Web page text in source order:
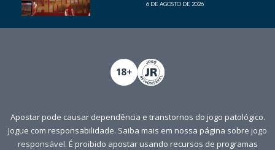
6 DE AGOSTO DE 2026
Apostar pode causar dependência e transtornos do jogo patológico.
Jogue com responsabilidade. Saiba mais em nossa página sobre jogo
responsável. É proibido apostar usando recursos de programas